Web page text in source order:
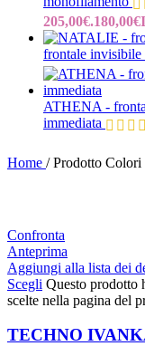
205,00€.180,00€
frontale invisibile
ATHENA -
immediata
Home / Prodotto Colori
Confronta
Anteprima
Aggiungi alla lista dei
Scegli Questo prodotto
scelte nella pagina del
TECHNO